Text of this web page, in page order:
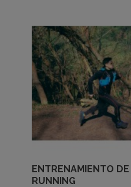
ENTRENAMIENTO
RUNNING